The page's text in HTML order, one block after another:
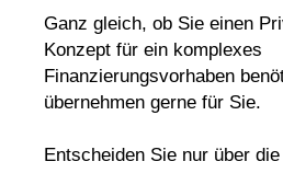
Ganz gleich, ob Sie einen
Konzept für ein komplexes
Finanzierungsvorhaben
übernehmen gerne für Sie.
Entscheiden Sie nur über